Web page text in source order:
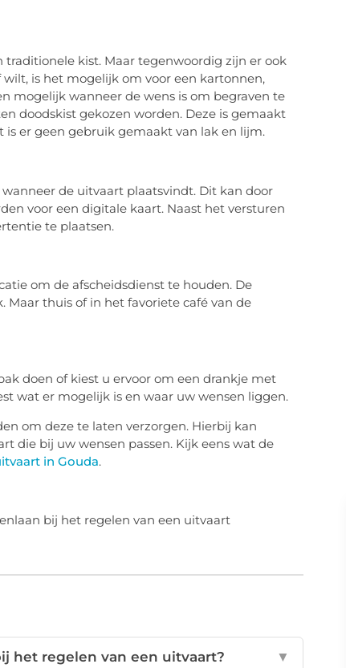
traditionele kist. Maar tegenwoordig zijn er ook
is het mogelijk om voor een kartonnen,
mogelijk wanneer de wens is om begraven te
doodskist gekozen worden. Deze is gemaakt
er geen gebruik gemaakt van lak en lijm.
de uitvaart plaatsvindt. Dit kan door
vooreen digitale kaart. Naast het versturen
te plaatsen.
om de afscheidsdienst te houden. De
. Maar thuis of in het favoriete cafévan de
doen of kiest u ervoor om een drankje met
wat er mogelijk is en waar uw wensen liggen.
om deze te laten verzorgen. Hierbij kan
die bij uw wensen passen. Kijk eens wat de
in Gouda.
het regelen van een uitvaart? ▼